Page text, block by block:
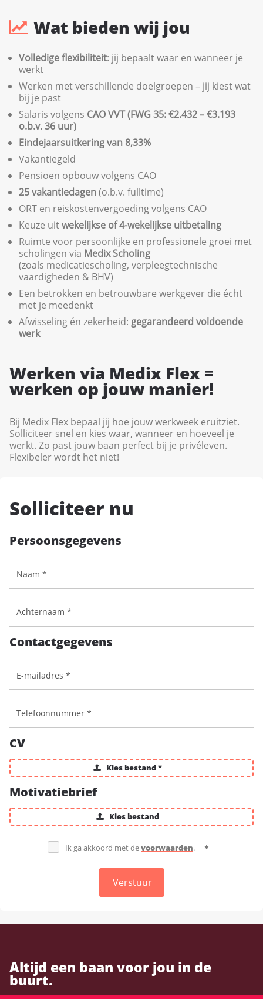
Wat bieden wij jou
Volledige flexibiliteit: jij bepaalt waar en wanneer je
werkt
Werken met verschillende doelgroepen – jij kiest wat
bij je past
Salaris volgens CAO VVT (FWG 35: €2.432 – €3.193
o.b.v. 36 uur)
Eindejaarsuitkering van 8,33%
Vakantiegeld
Pensioen opbouw volgens CAO
25 vakantiedagen(o.b.v. fulltime)
ORT en reiskostenvergoeding volgens CAO
Keuze uitwekelijkse of 4-wekelijkse uitbetaling
Ruimte voor persoonlijke en professionele groei met
scholingen via Medix Scholing
(zoals medicatiescholing, verpleegtechnische
vaardigheden & BHV)
Een betrokken en betrouwbare werkgever die écht
met je meedenkt
Afwisseling én zekerheid: gegarandeerd voldoende
werk
Werken via Medix Flex =
werken op jouw manier!
Bij Medix Flex bepaal jij hoe jouw werkweek eruitziet.
Solliciteer snel en kies waar, wanneer en hoeveel je
werkt. Zo past jouw baan perfect bij je privéleven.
Flexibeler wordt het niet!
Solliciteer nu
Persoonsgegevens
Contactgegevens
CV
Kies bestand *
Motivatiebrief
Kies bestand
Ik ga akkoord met devoorwaarden.
Verstuur
Altijd een baan voor jou in de
buurt.